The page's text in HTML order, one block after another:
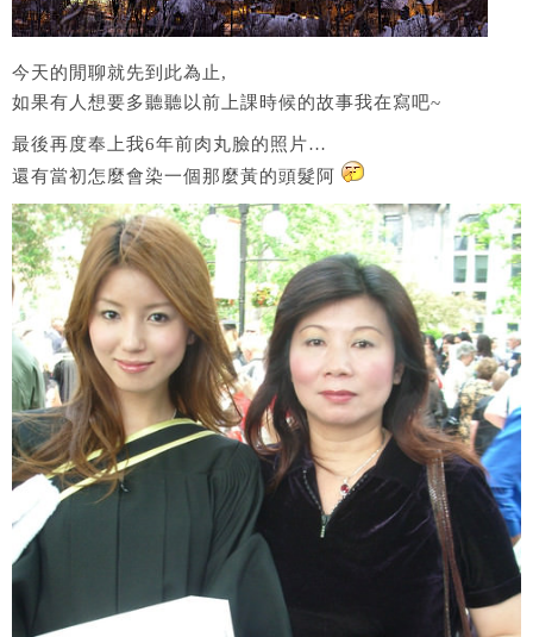
今天的閒聊就先到此為止,
如果有人想要多聽聽以前上課時候的故事我在寫吧~
最後再度奉上我6年前肉丸臉的照片…
還有當初怎麼會染一個那麼黃的頭髮阿